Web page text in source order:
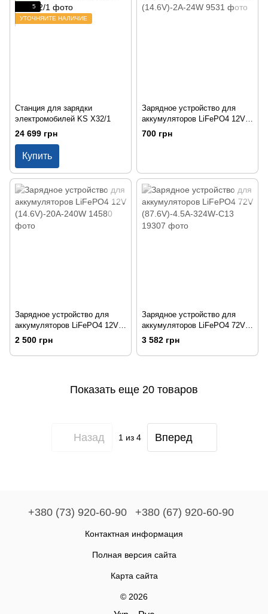
5
УТОЧНЯЙТЕ НАЛИЧИЕ
Станция для зарядки
электромобилей KS X32/1
24 699 грн
Купить
Зарядное устройство для
аккумуляторов LiFePO4 12V
(14.6V)-2A-24W
700 грн
Зарядное устройство для
аккумуляторов LiFePO4 12V
(14.6V)-20A-240W
2 500 грн
Зарядное устройство для
аккумуляторов LiFePO4 72V
(87.6V)-4.5A-324W-C13
3 582 грн
Показать еще 20 товаров
Назад 1из 4 Вперед
+380 (73) 920-60-90 +380 (67) 920-60-90
Контактная информация
Полная версия сайта
Карта сайта
© 2026